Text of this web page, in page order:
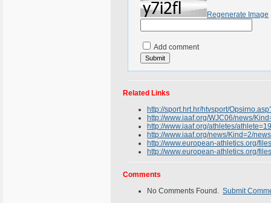
Regenerate Image
Add comment
Related Links
http://sport.hrt.hr/htvsport/
http://www.iaaf.org/WJC06/news/
http://www.iaaf.org/athletes/
http://www.iaaf.org/news/Kind=2/
http://www.european-athletics.org/
http://www.european-athletics.org/
Comments
No Comments Found. Submit